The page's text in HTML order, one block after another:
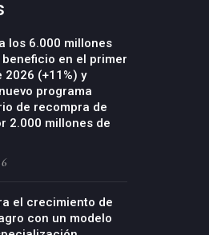
los 6.000 millones
en el primer
2026 (+11%) y
programa
de recompra de
2.000 millones de
el crecimiento de
con un modelo